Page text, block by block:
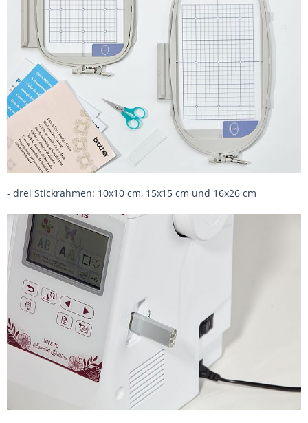
- drei Stickrahmen: 10x10 cm, 15x15 cm und 16x26 cm